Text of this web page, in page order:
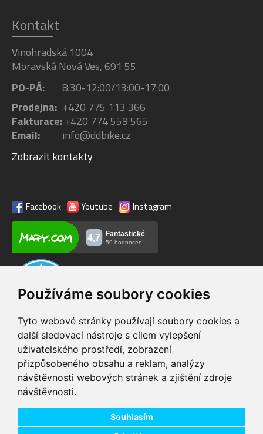
Používáme soubory cookies
Tyto webové stránky používají soubory cookies a
další sledovací nástroje s cílem vylepšení
uživatelského prostředí, zobrazení
přizpůsobeného obsahu a reklam, analýzy
návštěvnosti webových stránek a zjištění zdroje
návštěvnosti.
Souhlasím
Kontakt
Vinohradská 1004
Moravská Nová Ves, 691 55
PO-PÁ:
8:30-12:00/13:00-17:00
Prodejna: +420 775 113 366
Fakturace:+420 774 559 565
Email:
info@ddbike.cz
Zobrazit kontakty
Facebook Youtube Instagram
VIP servis
na zakoupená
elektrokola
Testovací trať
možnost vyzkoušet si
elektrokola
Doprava ZDARMA
pro objednávky nad 1600 zboží skladem při